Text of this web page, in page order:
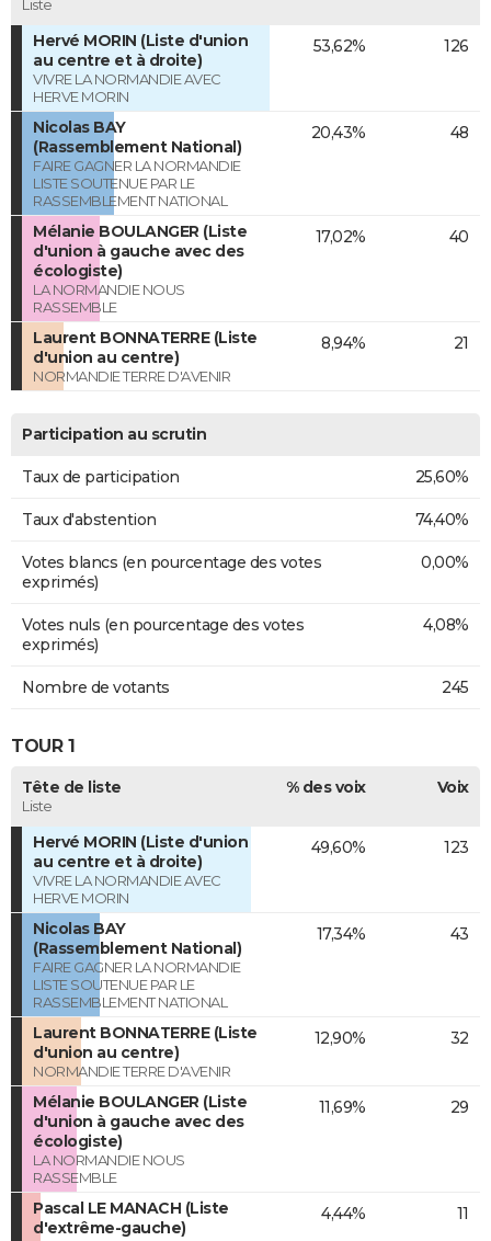
Liste
Hervé MORIN (Liste d'union
au centre et à droite)
VIVRE LA NORMANDIE AVEC
HERVE MORIN
53,62% 126
Nicolas BAY
(Rassemblement National)
FAIRE GAGNER LA NORMANDIE
LISTE SOUTENUE PAR LE
RASSEMBLEMENT NATIONAL
20,43% 48
Mélanie BOULANGER (Liste
d'union à gauche avec des
écologiste)
LA NORMANDIE NOUS
RASSEMBLE
17,02% 40
Laurent BONNATERRE (Liste
d'union au centre)
NORMANDIE TERRE D'AVENIR
8,94% 21
Participation au scrutin
Taux de participation 25,60%
Taux d'abstention 74,40%
Votes blancs (en pourcentage des votes
exprimés)
0,00%
Votes nuls (en pourcentage des votes
exprimés)
4,08%
Nombre de votants 245
TOUR 1
Tête de liste
Liste
% des voix Voix
Hervé MORIN (Liste d'union
au centre et à droite)
VIVRE LA NORMANDIE AVEC
HERVE MORIN
49,60% 123
Nicolas BAY
(Rassemblement National)
FAIRE GAGNER LA NORMANDIE
LISTE SOUTENUE PAR LE
RASSEMBLEMENT NATIONAL
17,34% 43
Laurent BONNATERRE (Liste
d'union au centre)
NORMANDIE TERRE D'AVENIR
12,90% 32
Mélanie BOULANGER (Liste
d'union à gauche avec des
écologiste)
LA NORMANDIE NOUS
RASSEMBLE
11,69% 29
Pascal LE MANACH (Liste
d'extrême-gauche)
4,44% 11